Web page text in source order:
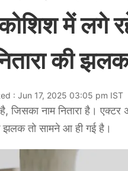
कोशिश में
की
: Jun 17, 2025 03:05 pm IST
जिसका नाम नितारा है।
झलक तो सामने आ ही गई है।